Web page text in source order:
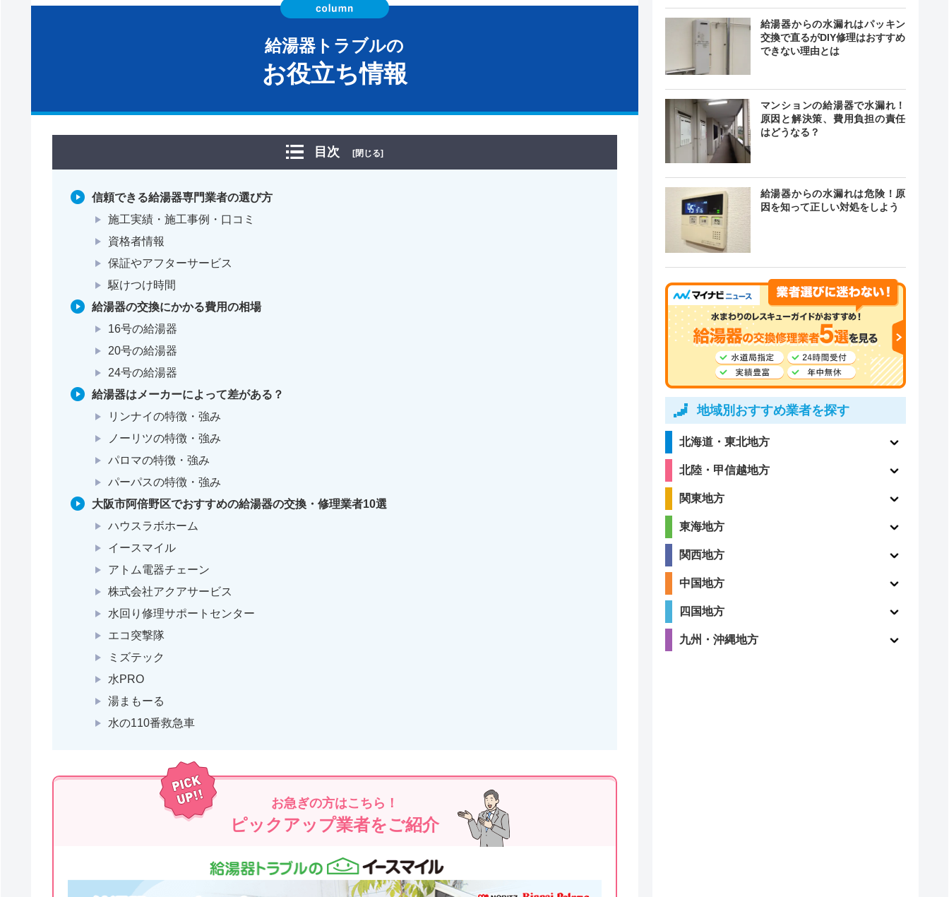
給湯器トラブルの
お役立ち情報
目次 [閉じる]
信頼できる給湯器専門業者の選び方
施工実績・施工事例・口コミ
資格者情報
保証やアフターサービス
駆けつけ時間
給湯器の交換にかかる費用の相場
16号の給湯器
20号の給湯器
24号の給湯器
給湯器はメーカーによって差がある？
リンナイの特徴・強み
ノーリツの特徴・強み
パロマの特徴・強み
パーパスの特徴・強み
大阪市阿倍野区でおすすめの給湯器の交換・修理業者10選
ハウスラボホーム
イースマイル
アトム電器チェーン
株式会社アクアサービス
水回り修理サポートセンター
エコ突撃隊
ミズテック
水PRO
湯まもーる
水の110番救急車
お急ぎの方はこちら！
ピックアップ業者をご紹介
給湯器からの水漏れはパッキン
交換で直るがDIY修理はおすすめ
できない理由とは
マンションの給湯器で水漏れ！
原因と解決策、費用負担の責任
はどうなる？
給湯器からの水漏れは危険！原
因を知って正しい対処をしよう
地域別おすすめ業者を探す
北海道・東北地方
北陸・甲信越地方
関東地方
東海地方
関西地方
中国地方
四国地方
九州・沖縄地方